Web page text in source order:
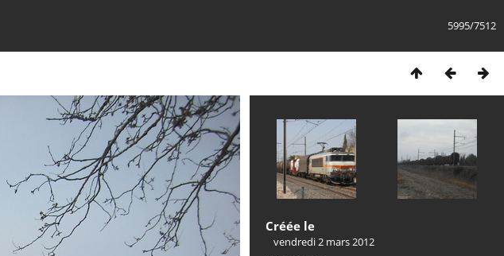
5995/7512
Créée le
vendredi 2 mars 2012